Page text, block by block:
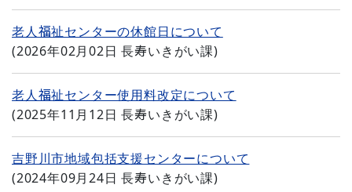
老人福祉センターの休館日について
(2026年02月02日 長寿いきがい課)
老人福祉センター使用料改定について
(2025年11月12日 長寿いきがい課)
吉野川市地域包括支援センターについて
(2024年09月24日 長寿いきがい課)